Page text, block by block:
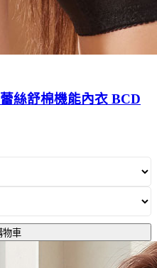
絲舒棉機能內衣 BCD
物車